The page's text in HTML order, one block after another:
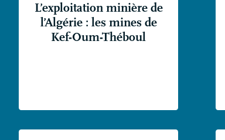
L’exploitation minière de
l’Algérie : les mines de
Kef-Oum-Théboul